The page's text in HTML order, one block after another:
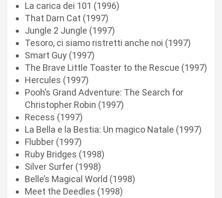
La carica dei 101 (1996)
That Darn Cat (1997)
Jungle 2 Jungle (1997)
Tesoro, ci siamo ristretti anche noi (1997)
Smart Guy (1997)
The Brave Little Toaster to the Rescue (1997)
Hercules (1997)
Pooh’s Grand Adventure: The Search for
Christopher Robin (1997)
Recess (1997)
La Bella e la Bestia: Un magico Natale (1997)
Flubber (1997)
Ruby Bridges (1998)
Silver Surfer (1998)
Belle’s Magical World (1998)
Meet the Deedles (1998)